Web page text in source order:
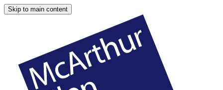
Skip to main content